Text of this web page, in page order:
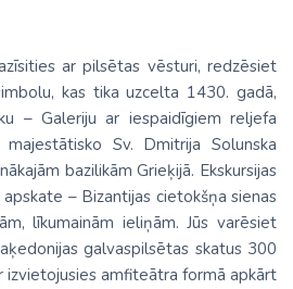
ar pilsētas vēsturi, redzēsiet
kas tika uzcelta 1430. gadā,
– Galeriju ar iespaidīgiem reljefa
Sv. Dmitrija Solunska
bazilikām Grieķijā. Ekskursijas
– Bizantijas cietokšņa sienas
līkumainām ieliņām. Jūs varēsiet
galvaspilsētas skatus 300
izvietojusies amfiteātra formā apkārt